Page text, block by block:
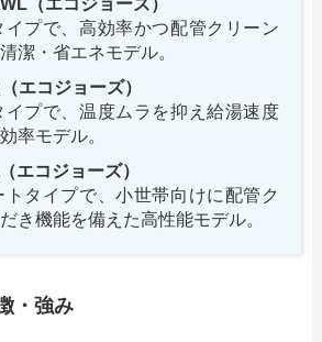
（エコジョーズ）
イプで、高効率かつ配管クリーン
潔・省エネモデル。
エコジョーズ）
イプで、温度ムラを抑え給湯速度
率モデル。
エコジョーズ）
トタイプで、小世帯向けに配管ク
き機能を備えた高性能モデル。
・強み